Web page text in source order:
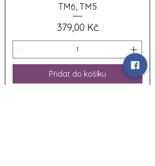
TM6, TM5
Cena
379,00 Kč
Přidat do košíku